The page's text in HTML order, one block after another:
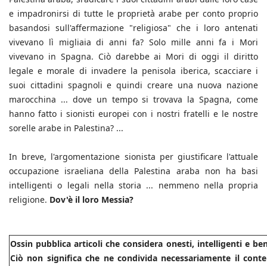
e impadronirsi di tutte le proprietà arabe per conto proprio
basandosi sull'affermazione "religiosa" che i loro antenati
vivevano lì migliaia di anni fa? Solo mille anni fa i Mori
vivevano in Spagna. Ciò darebbe ai Mori di oggi il diritto
legale e morale di invadere la penisola iberica, scacciare i
suoi cittadini spagnoli e quindi creare una nuova nazione
marocchina ... dove un tempo si trovava la Spagna, come
hanno fatto i sionisti europei con i nostri fratelli e le nostre
sorelle arabe in Palestina? ...
In breve, l'argomentazione sionista per giustificare l'attuale
occupazione israeliana della Palestina araba non ha basi
intelligenti o legali nella storia ... nemmeno nella propria
religione. Dov'è il loro Messia?
Ossin pubblica articoli che considera onesti, intelligenti e
Ciò non significa che ne condivida necessariamente il